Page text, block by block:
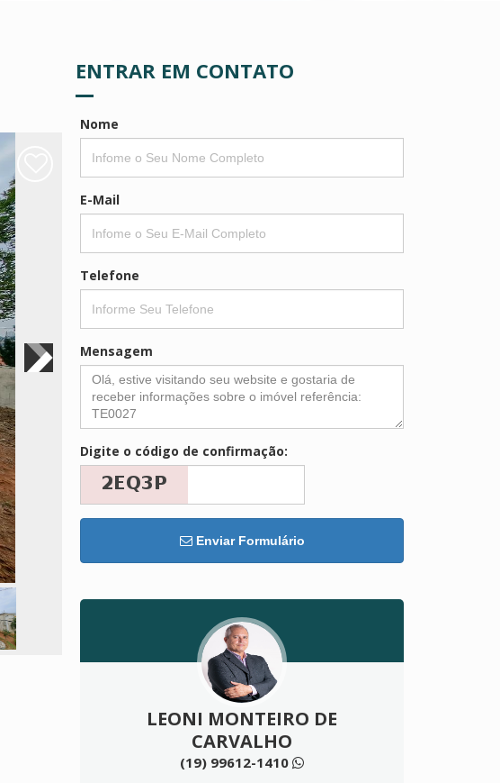
ENTRAR EM CONTATO
Nome
E-Mail
Telefone
Mensagem
Digite o código de confirmação:
Enviar Formulário
LEONI MONTEIRO DE
CARVALHO
(19) 99612-1410